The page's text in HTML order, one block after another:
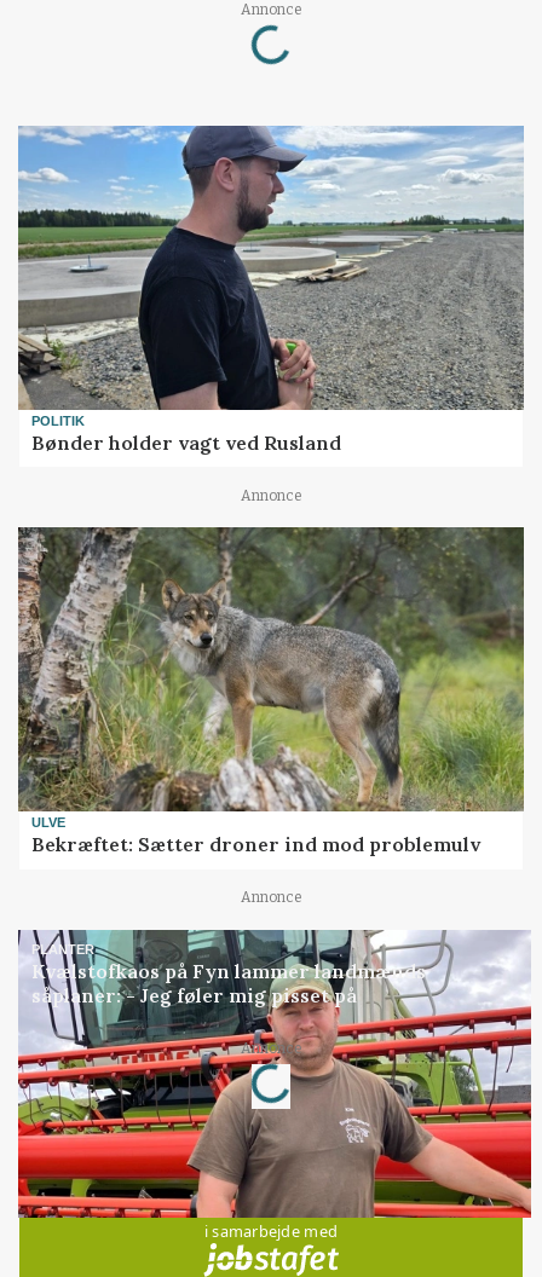
Annonce
Loading...
POLITIK
Bønder holder vagt ved Rusland
Annonce
ULVE
Bekræftet: Sætter droner ind mod problemulv
Annonce
PLANTER
Kvælstofkaos på Fyn lammer landmænds
såplaner: - Jeg føler mig pisset på
Annonce
Loading...
Jobs
i samarbejde med